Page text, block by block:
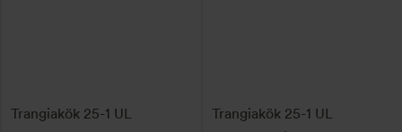
Trangiakök 25-1 UL
olika
Trangiakök 25-1 UL
olika